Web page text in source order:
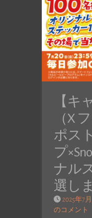
【キ
（X
ポス
プ
ナル
選し
2025年7月
のコメント